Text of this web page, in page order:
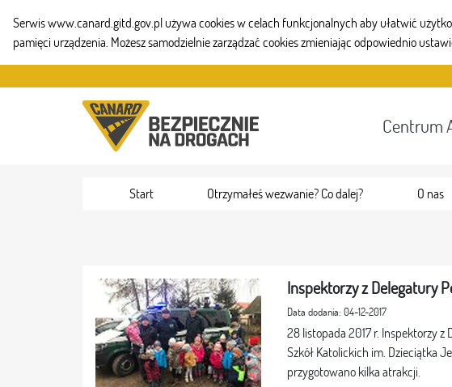
Serwis www.canard.gitd.gov.pl używa cookies w celach funkcjonalnych aby ułatwić
pamięci urządzenia. Możesz samodzielnie zarządzać cookies zmieniając odpowiednio
Centrum
Start Otrzymałeś wezwanie? Co dalej? O nas
Inspektorzy z Delegatury
Data dodania: 04-12-2017
28 listopada 2017 r. Inspektorzy z
Szkół Katolickich im. Dzieciątka
przygotowano kilka atrakcji.